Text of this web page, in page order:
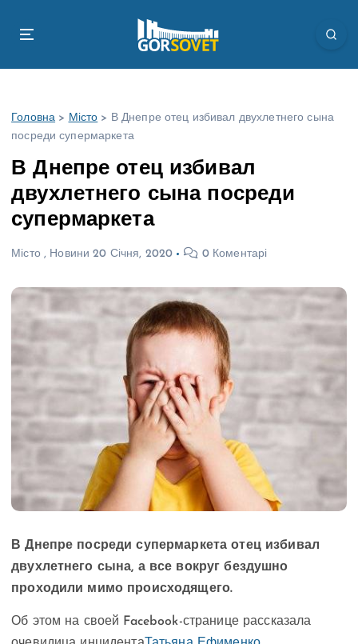
Головна > Місто > В Днепре отец избивал двухлетнего сына
посреди супермаркета
В Днепре отец избивал
двухлетнего сына посреди
супермаркета
Місто, Новини 20 Січня, 2020 0 Коментарі
В Днепре посреди супермаркета отец избивал
двухлетнего сына, а все вокруг бездушно
проходили мимо происходящего.
Об этом на своей Facebook-странице рассказала